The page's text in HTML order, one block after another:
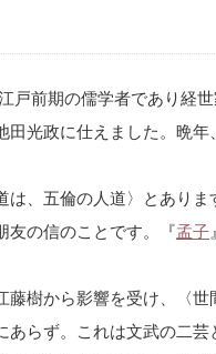
戸前期の儒学者であり経
田光政に仕えました。晩
、五倫の人道〉とありま
友の信のことです。『孟子
樹から影響を受け、〈世
あらず。これは文武の二